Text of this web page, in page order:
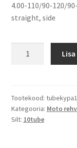
4.00-110/90-120/
straight, side
110/70-
120/70-
130/70-
Tootekood:
Kategooria: Moto
Silt: 10tube